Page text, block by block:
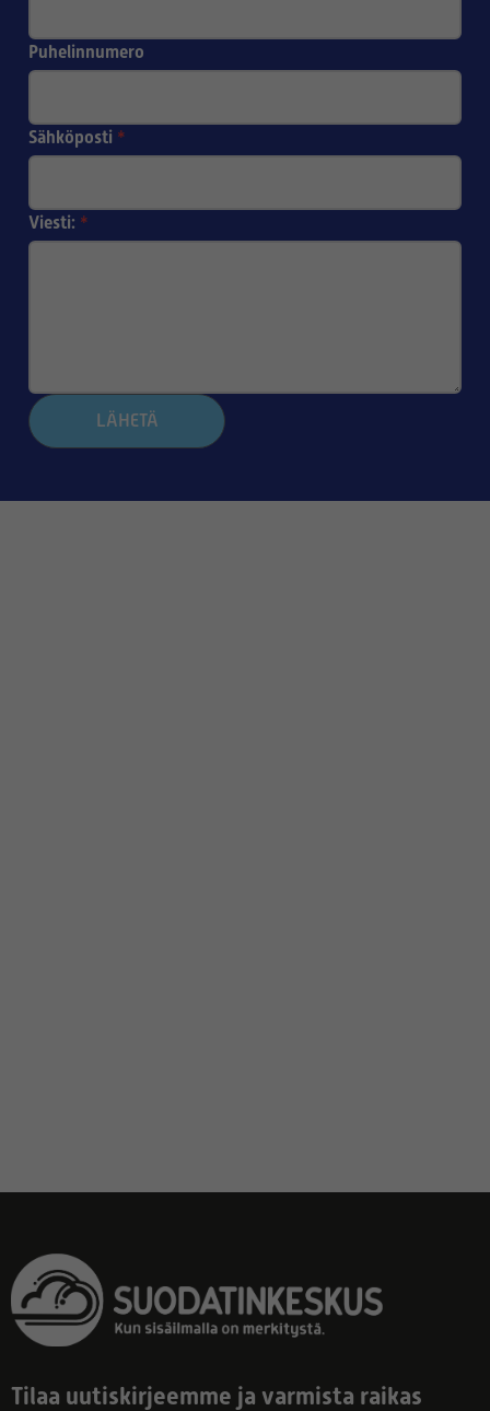
Puhelinnumero
Sähköposti *
Viesti: *
LÄHETÄ
Tilaa uutiskirjeemme ja varmista raikas